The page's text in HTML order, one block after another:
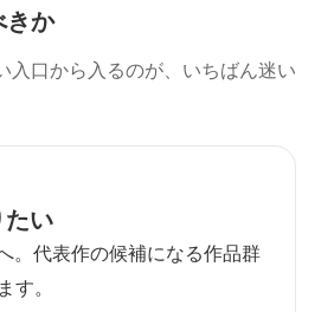
きか
入口から入るのが、いちばん迷い
い
。代表作の候補になる作品群
す。